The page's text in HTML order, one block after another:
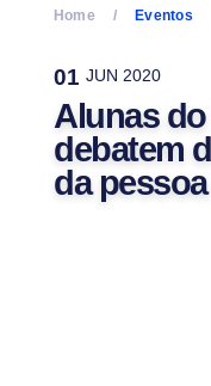
Home Eventos
01 JUN 2020
Alunas
debatem
da